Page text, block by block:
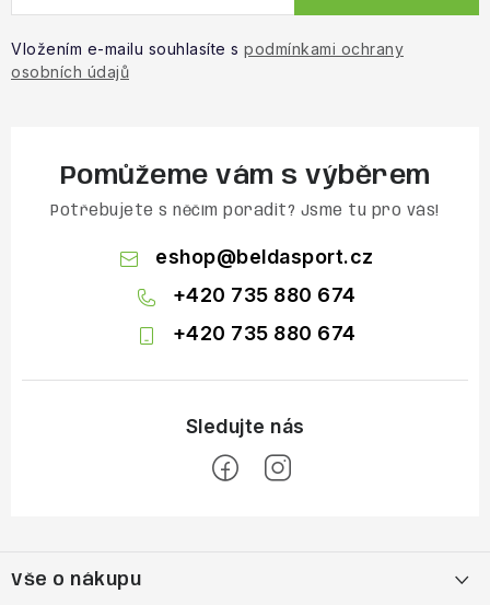
Vložením e-mailu souhlasíte s podmínkami ochrany
osobních údajů
Pomůžeme vám s výběrem
Potřebujete s něčím poradit? Jsme tu pro vás!
eshop@beldasport.cz
+420 735 880 674
+420 735 880 674
pVše o nákupu